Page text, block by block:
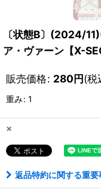
〔状態B〕(2024/
ア・ヴァーン【X-
販売価格: 280円(税
重み: 1
×
返品特約に関する重要